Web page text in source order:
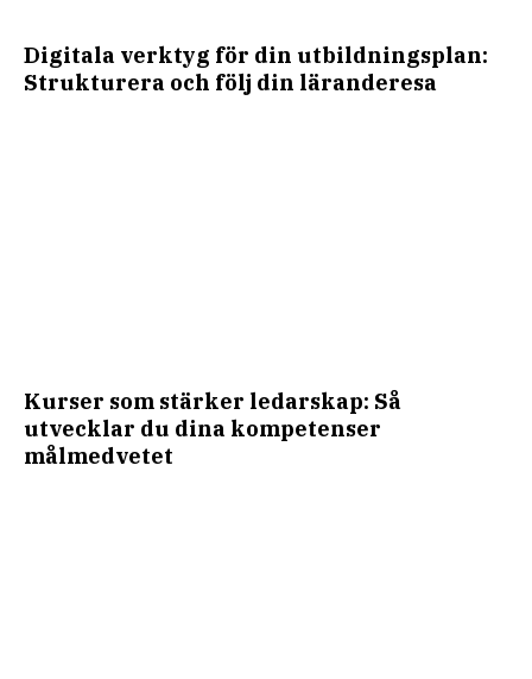
Digitala verktyg för din utbildningsplan:
Strukturera och följ din läranderesa
Kurser som stärker ledarskap: Så
utvecklar du dina kompetenser
målmedvetet